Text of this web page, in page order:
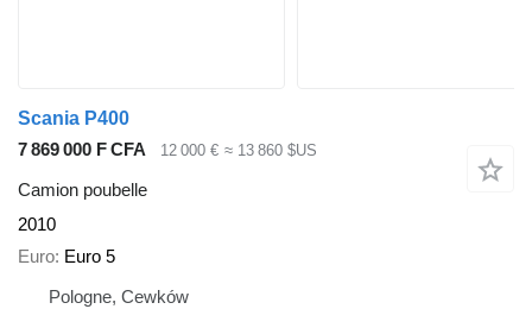
Scania P400
7 869 000 F CFA
12 000 € ≈ 13 860 $US
Camion poubelle
2010
Euro Euro 5
Pologne, Cewków